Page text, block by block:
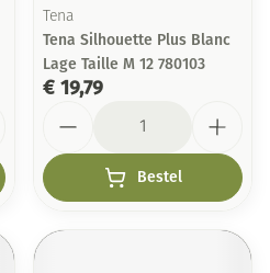
Tena
Tena Silhouette Plus Blanc
Lage Taille M 12 780103
€ 19,79
Bestel